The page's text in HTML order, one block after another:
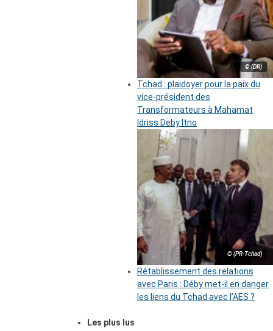
© (DR)
Tchad : plaidoyer pour la paix du
vice-président des
Transformateurs à Mahamat
Idriss Deby Itno
© (PR-Tchad)
Rétablissement des relations
avec Paris : Déby met-il en danger
les liens du Tchad avec l’AES ?
Les plus lus